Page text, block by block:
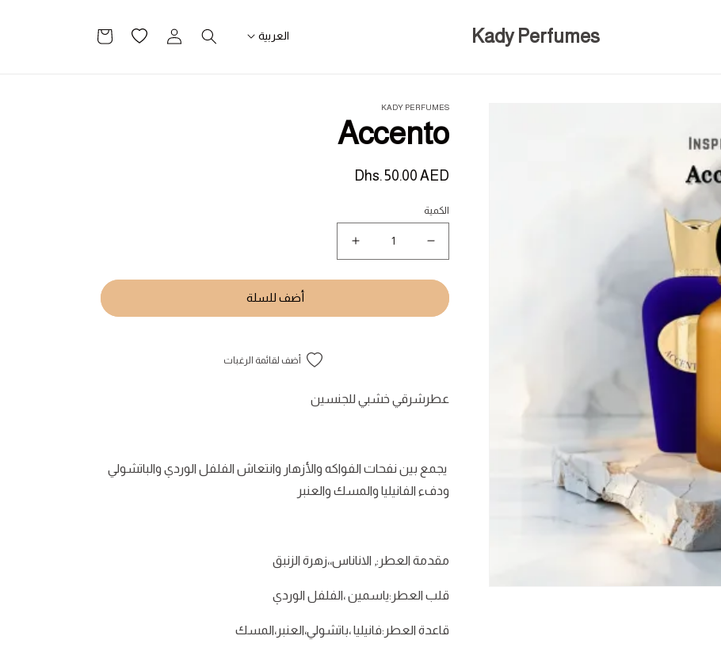
Kady Perfumes العربية
تسجيل
الدخول
قائمة
الرغبات
التسوق
KADY PERFUMES
Accento
السعر
Dhs. 50.00 AED
الكمية
كمية
Accento
زيادة
كمية
Accento
أضف للسلة
أضف لقائمة الرغبات
عطرشرقي خشبي للجنسين
يجمع بين نفحات الفواكه والأزهار وانتعاش الفلفل الوردي والباتشولي
ودفء الفانيليا والمسك والعنبر
مقدمة العطر:, الاناناس،،زهرة الزنبق
قلب العطر:ياسمين ،الفلفل الوردي
قاعدة العطر:فانيليا ،باتشولي،العنبر،المسك